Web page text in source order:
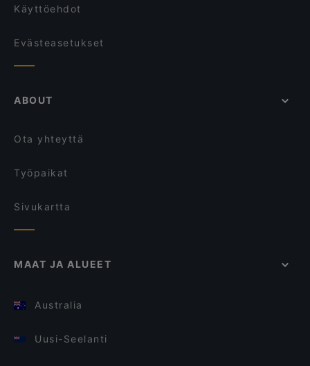
Käyttöehdot
Evästeasetukset
ABOUT
Ota yhteyttä
Työpaikat
Sivukartta
MAAT JA ALUEET
Australia
Uusi-Seelanti